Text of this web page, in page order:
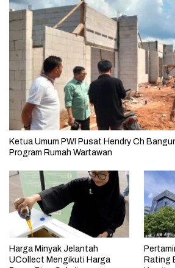
Ketua Umum PWI Pusat Hendry Ch
Program Rumah Wartawan
Harga Minyak Jelantah
UCollect Mengikuti Harga
Rating